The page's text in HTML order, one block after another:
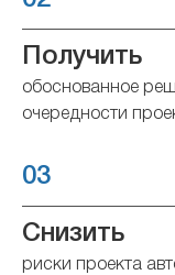
Получить
обоснованное
очередности
03
Снизить
риски проекта